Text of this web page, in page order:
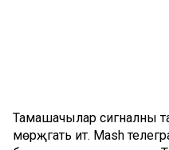
Тамашачылар сигналны
мөрәҗәгать итә. Mash